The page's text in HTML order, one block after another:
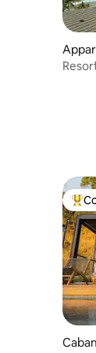
Praia